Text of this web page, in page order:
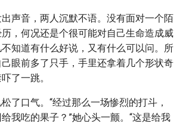
声音，两人沉默不语。没有面对一个陌
，何况还是个很可能对自己生命造成威
知道有什么好说，又有什么可以问。所
眼前多了只手，手里还拿着几个形状奇
了一跳。
了口气。“经过那么一场惨烈的打斗，
我吃的果子？”她心头一颤。“这是给我